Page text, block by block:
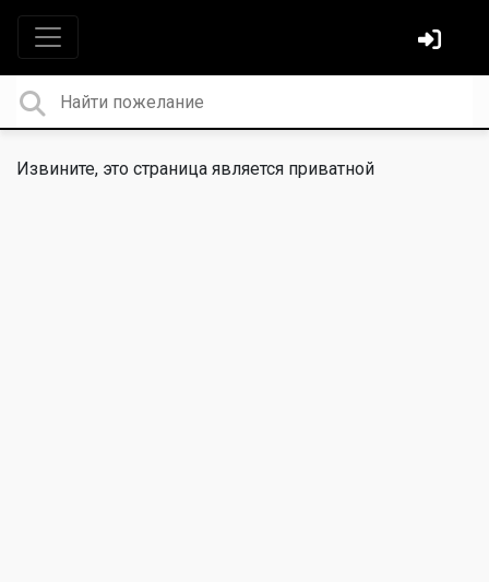
Извините, это страница является приватной